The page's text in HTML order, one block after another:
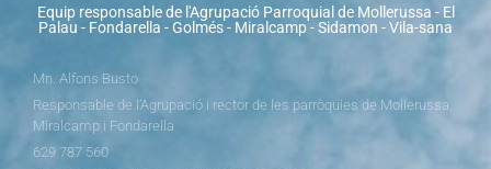
Equip responsable de l'Agrupació Parroquial de Mollerussa - El
Palau - Fondarella - Golmés - Miralcamp - Sidamon - Vila-sana
Mn. Alfons Busto
Responsable de l’Agrupació i rector de les parròquies de Mollerussa,
Miralcamp i Fondarella
629 787 560